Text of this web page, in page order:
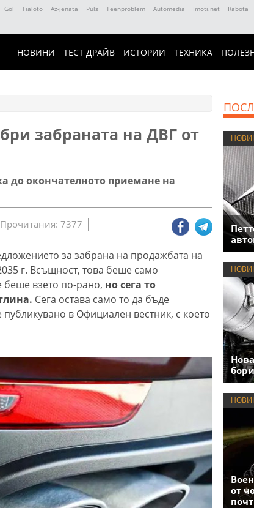
Gol Tialoto Az-jenata Puls Teenproblem Automedia Imoti.net Rabota
НОВИНИ ТЕСТ ДРАЙВ ИСТОРИИ ТЕХНИКА
забраната на ДВГ от
до окончателното приемане на
Прочитания: 7377
за забрана на продажбата на
г. Всъщност, това беше само
взето по-рано, но сега то
Сега остава само то да бъде
в Официален вестник, с което
от